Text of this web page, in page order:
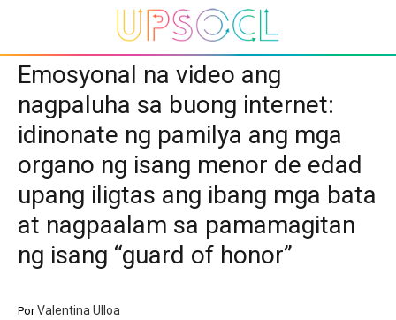
Emosyonal na video ang
nagpaluha sa buong internet:
idinonate ng pamilya ang mga
organo ng isang menor de edad
upang iligtas ang ibang mga bata
at nagpaalam sa pamamagitan
ng isang “guard of honor”
PorValentina Ulloa